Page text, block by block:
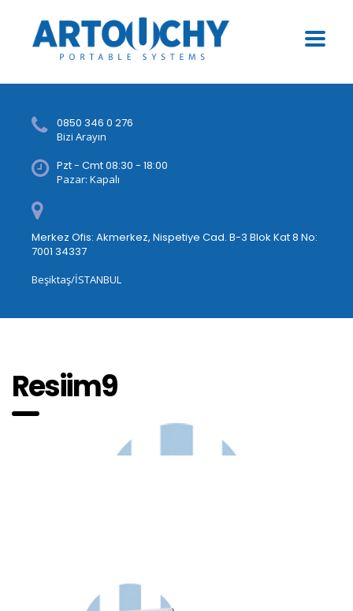
0850 346 0 276
Bizi Arayın
Pzt - Cmt 08:30 - 18:00
Pazar: Kapalı
Merkez Ofis: Akmerkez, Nispetiye Cad. B-3 Blok Kat 8 No:
7001 34337
Beşiktaş/İSTANBUL
Resiim9